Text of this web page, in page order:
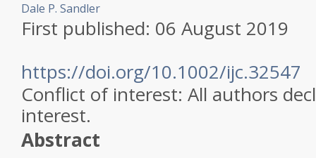
Dale P. Sandler
First published: 06 August 2019
https://doi.org/10.1002/ijc.32547
Conflict of interest: All authors
interest.
Abstract